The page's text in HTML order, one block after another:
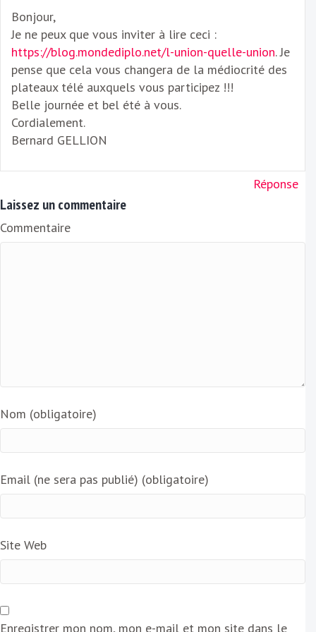
Bonjour,
Je ne peux que vous inviter à lire ceci :
https://blog.mondediplo.net/l-union-quelle-union. Je
pense que cela vous changera de la médiocrité des
plateaux télé auxquels vous participez !!!
Belle journée et bel été à vous.
Cordialement.
Bernard GELLION
Réponse
Laissez un commentaire
Commentaire
Nom (obligatoire)
Email (ne sera pas publié) (obligatoire)
Site Web
Enregistrer mon nom, mon e-mail et mon site dans le